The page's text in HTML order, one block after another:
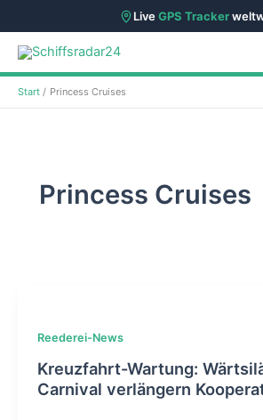
LiveGPS Tracker
Zum
Inhalt
springen
Start Princess Cruises
Princess Cruises
Reederei-News
Kreuzfahrt-Wartung:
Carnival verlängern